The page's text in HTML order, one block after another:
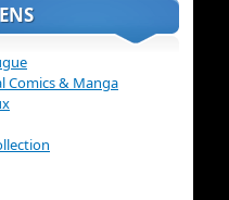
Comics & Manga